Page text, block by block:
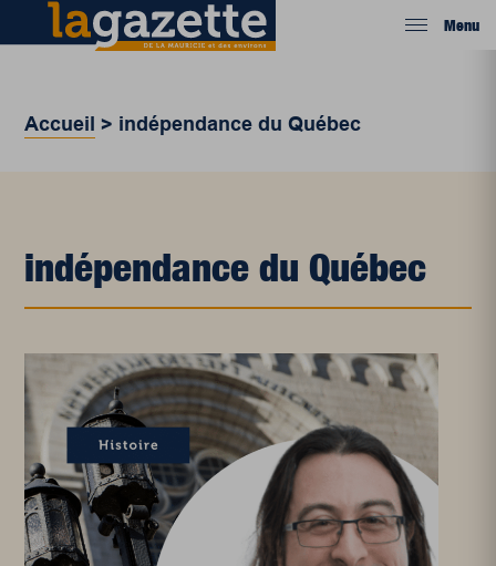
Menu
Accueil > indépendance du Québec
indépendance du Québec